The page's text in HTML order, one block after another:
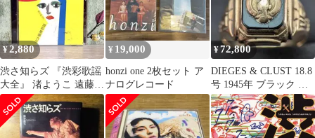
¥2,880
渋さ知らズ 『渋彩歌謡
大全』 渚ようこ 遠藤ミ
チロウ 三上寛 坂本美雨
¥ 19,000
honzi one 2枚セット ア
ナログレコード
¥72,800
DIEGES & CLUST 18.8
号 1945年 ブラック ク
ラスリング